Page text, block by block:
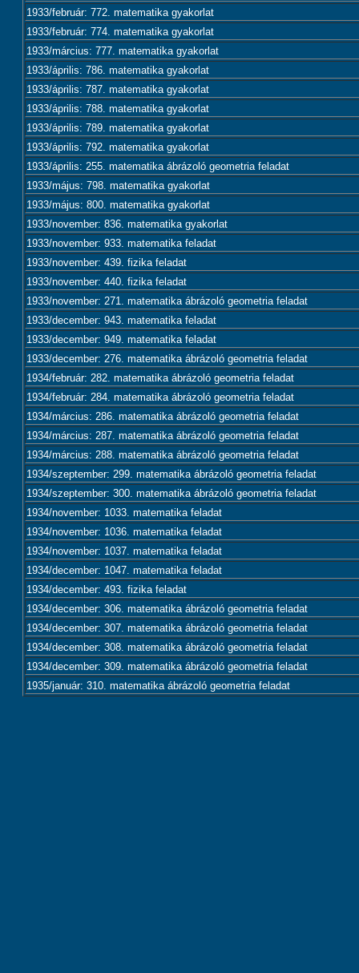
1933/február: 772. matematika gyakorlat
1933/február: 774. matematika gyakorlat
1933/március: 777. matematika gyakorlat
1933/április: 786. matematika gyakorlat
1933/április: 787. matematika gyakorlat
1933/április: 788. matematika gyakorlat
1933/április: 789. matematika gyakorlat
1933/április: 792. matematika gyakorlat
1933/április: 255. matematika ábrázoló geometria feladat
1933/május: 798. matematika gyakorlat
1933/május: 800. matematika gyakorlat
1933/november: 836. matematika gyakorlat
1933/november: 933. matematika feladat
1933/november: 439. fizika feladat
1933/november: 440. fizika feladat
1933/november: 271. matematika ábrázoló geometria feladat
1933/december: 943. matematika feladat
1933/december: 949. matematika feladat
1933/december: 276. matematika ábrázoló geometria feladat
1934/február: 282. matematika ábrázoló geometria feladat
1934/február: 284. matematika ábrázoló geometria feladat
1934/március: 286. matematika ábrázoló geometria feladat
1934/március: 287. matematika ábrázoló geometria feladat
1934/március: 288. matematika ábrázoló geometria feladat
1934/szeptember: 299. matematika ábrázoló geometria feladat
1934/szeptember: 300. matematika ábrázoló geometria feladat
1934/november: 1033. matematika feladat
1934/november: 1036. matematika feladat
1934/november: 1037. matematika feladat
1934/december: 1047. matematika feladat
1934/december: 493. fizika feladat
1934/december: 306. matematika ábrázoló geometria feladat
1934/december: 307. matematika ábrázoló geometria feladat
1934/december: 308. matematika ábrázoló geometria feladat
1934/december: 309. matematika ábrázoló geometria feladat
1935/január: 310. matematika ábrázoló geometria feladat